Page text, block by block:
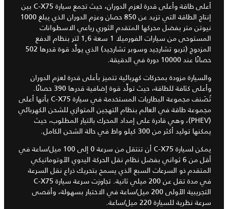
أعلى طاقة وأعلى قدرة لعزم الدوران، حيث تجمع سيارة C-X75 بين
إنتاج الطاقة التي تزيد عن 850 حصان وعزم الدوران الذي يبلغ 1000
نيوتن متر بفضل محركها المتقدم الثوري رباعي الاسطوانات
المستوحى من سيارات الفورميلا 1 سعة 1,6 لتر بنظام الدفع
المزدوج (تربو تشارجيد وسوبر تشارجيد) الذي يولِّد قوة قدرها 502
حصانًا عند 10000 دورة في الدقيقة.
والسيارة مزودة بمحركات كهربائية تتميز بأعلى قدرة لعزم الدوران
وأعلى كثافة للطاقة، حيث تولِّد قوة إضافية قدرها 390 حصانًا.
تُصَنف مجموعة البطاريات المستخدمة في سيارة C-X75 بأنها أعلى
مجموعة طاقة في العالم بنظام التهجين المتوازي للشحن الكهربائي
(PHEV)، وهي قادرة على إمداد المحرك بالتيار المطلوب، حيث
يمكنها توليد أكثر من 300 كيلو واط في حالة الشحن الكامل.
يمكن لسيارة C-X75 أن تنتقل من سرعة 0 إلى 100 ميل/ساعة في
أقل من 6 ثواني بفضل نظام نقل الحركة اليدوي الأوتوماتيكي
المتقدم ذو السرعات السبع الذي يسمح بتحريك ذراع نقل السرعة
في مدة تقل عن 200 ميلي ثانية. تجاوزت سرعة سيارة C-X75
التجريبية الأولى 200 ميل/ساعة في الاختبار بسهولة، وأقصى
سرعة نظرية للسيارة 220 ميل/ساعة.